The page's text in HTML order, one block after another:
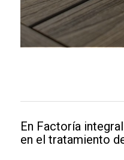
En Factoría
en el tratamiento